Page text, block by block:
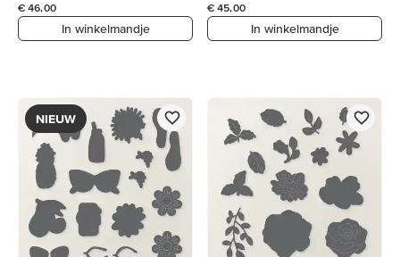
€ 46,00
In winkelmandje
€ 45,00
In winkelmandje
NIEUW